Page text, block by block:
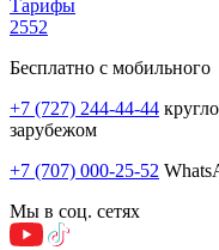
Тарифы
2552
Бесплатно с мобильного
+7 (727) 244-44-44
зарубежом
+7 (707) 000-25-52
Мы в соц. сетях